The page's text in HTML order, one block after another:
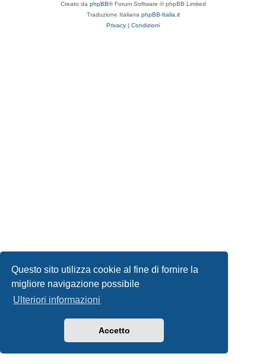
Questo sito utilizza cookie al fine di fornire la
migliore navigazione possibile
Ulteriori informazioni
Accetto
Creato da phpBB® Forum Software © phpBB Limited
Traduzione Italiana phpBB-Italia.it
Privacy | Condizioni